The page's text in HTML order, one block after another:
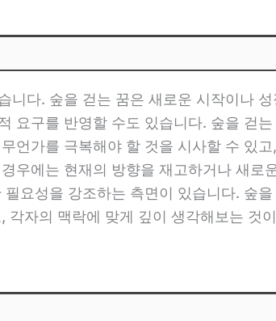
니다. 숲을 걷는 꿈은 새로운 시작이나 성
요구를 반영할 수도 있습니다. 숲을 걷는
언가를 극복해야 할 것을 시사할 수 있고
우에는 현재의 방향을 재고하거나 새로
요성을 강조하는 측면이 있습니다. 숲을
자의 맥락에 맞게 깊이 생각해보는 것